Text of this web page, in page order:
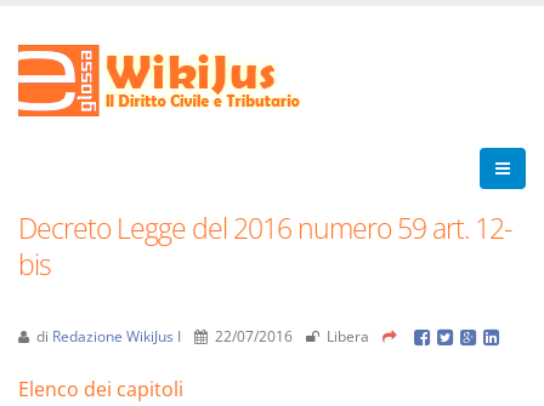
Decreto Legge del 2016 numero 59 art. 12-
bis
di Redazione WikiJus I 22/07/2016 Libera
Elenco dei capitoli